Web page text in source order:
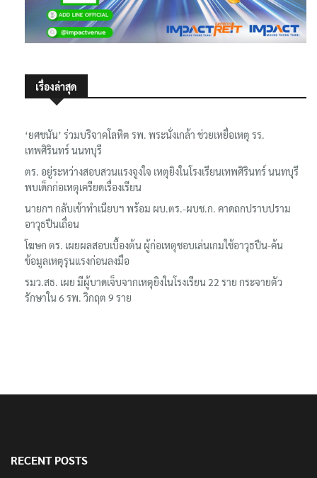
เรื่องล่าสุด
‘ยศชนัน’ ร่วมบริจาคโลหิต รพ. พระนั่งเกล้า ช่วยเหยื่อเหตุ รร.
เทพศิรินทร์ นนทบุรี
ตร. อยู่ระหว่างสอบสวนแรงจูงใจ เหตุยิงในโรงเรียนเทพศิรินทร์ นนทบุรี
พบเด็กก่อเหตุเครียดเรื่องเรียน
นายกฯ กลับเข้าทำเนียบฯ พร้อม ผบ.ตร.-ผบช.ก. คาดถกปราบปราม
อาวุธปืนเถื่อน
โฆษก ตร. เผยผลสอบเบื้องต้น ผู้ก่อเหตุชอบเล่นเกมใช้อาวุธปืน-ค้น
ข้อมูลเหตุรุนแรงก่อนลงมือ
รมว.สธ. เผย มีผู้บาดเจ็บจากเหตุยิงในโรงเรียน 22 ราย กระจายตัว
รักษาใน 6 รพ. วิกฤต 9 ราย
RECENT POSTS